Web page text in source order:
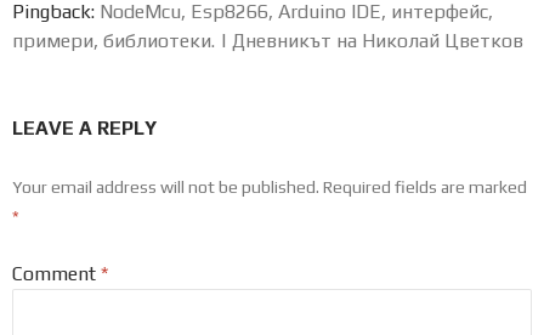
Pingback: NodeMcu, Esp8266, Arduino IDE, интерфейс,
примери, библиотеки. | Дневникът на Николай Цветков
LEAVE A REPLY
Your email address will not be published. Required fields are marked
*
Comment *